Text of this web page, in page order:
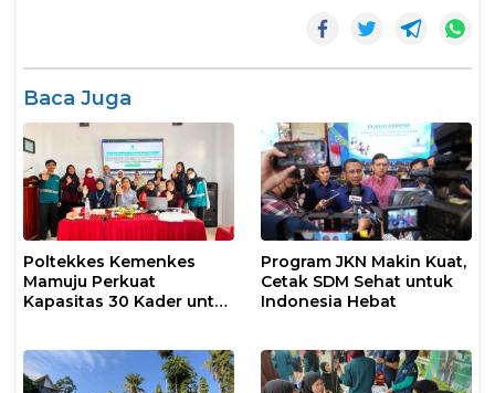
Baca Juga
Poltekkes Kemenkes
Mamuju Perkuat
Kapasitas 30 Kader untuk
Program JKN Makin Kuat,
Cetak SDM Sehat untuk
Indonesia Hebat